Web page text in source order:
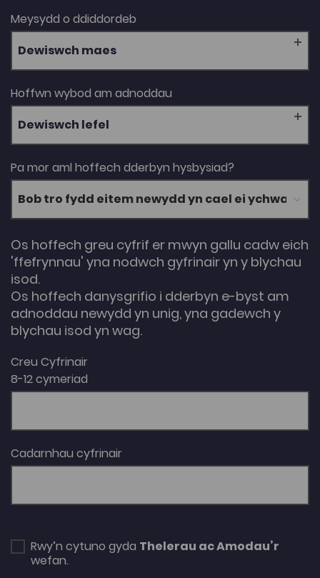
Meysydd o ddiddordeb
Dewiswch maes
Hoffwn wybod am adnoddau
Dewiswch lefel
Pa mor aml hoffech dderbyn hysbysiad?
Os hoffech greu cyfrif er mwyn gallu cadw eich
'ffefrynnau' yna nodwch gyfrinair yn y blychau
isod.
Os hoffech danysgrifio i dderbyn e-byst am
adnoddau newydd yn unig, yna gadewch y
blychau isod yn wag.
Creu Cyfrinair
8-12 cymeriad
Cadarnhau cyfrinair
Rwy’n cytuno gyda Thelerau ac Amodau’r
wefan.